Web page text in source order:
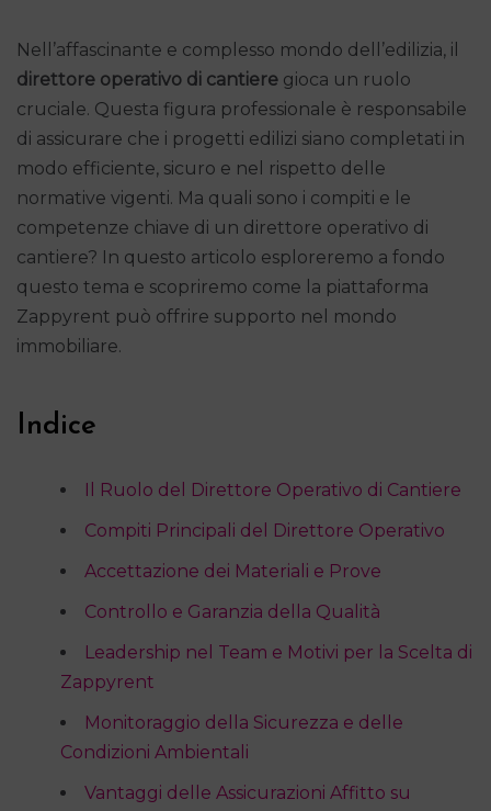
Nell’affascinante e complesso mondo dell’edilizia, il
direttore operativo di cantiere gioca un ruolo
cruciale. Questa figura professionale è responsabile
di assicurare che i progetti edilizi siano completati in
modo efficiente, sicuro e nel rispetto delle
normative vigenti. Ma quali sono i compiti e le
competenze chiave di un direttore operativo di
cantiere? In questo articolo esploreremo a fondo
questo tema e scopriremo come la piattaforma
Zappyrent può offrire supporto nel mondo
immobiliare.
Indice
Il Ruolo del Direttore Operativo di Cantiere
Compiti Principali del Direttore Operativo
Accettazione dei Materiali e Prove
Controllo e Garanzia della Qualità
Leadership nel Team e Motivi per la Scelta di
Zappyrent
Monitoraggio della Sicurezza e delle
Condizioni Ambientali
Vantaggi delle Assicurazioni Affitto su